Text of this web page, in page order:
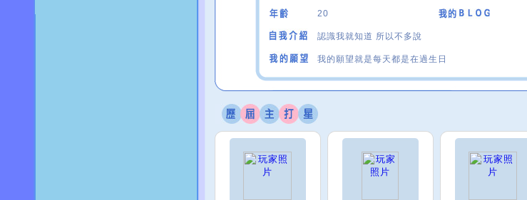
20
認識我就知道 所以不多說
我的願望就是每天都是在過生日